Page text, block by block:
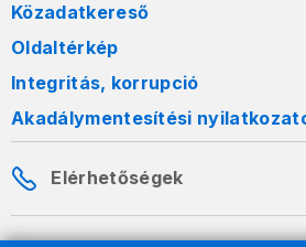
Közadatkereső
Oldaltérkép
Integritás, korrupció
Akadálymentesítési
Elérhetőségek